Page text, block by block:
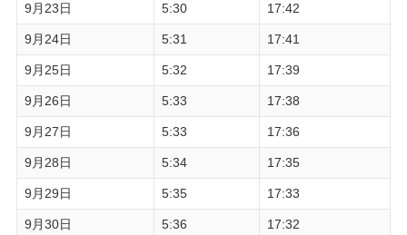
9月23日 5:30 17:42
9月24日 5:31 17:41
9月25日 5:32 17:39
9月26日 5:33 17:38
9月27日 5:33 17:36
9月28日 5:34 17:35
9月29日 5:35 17:33
9月30日 5:36 17:32